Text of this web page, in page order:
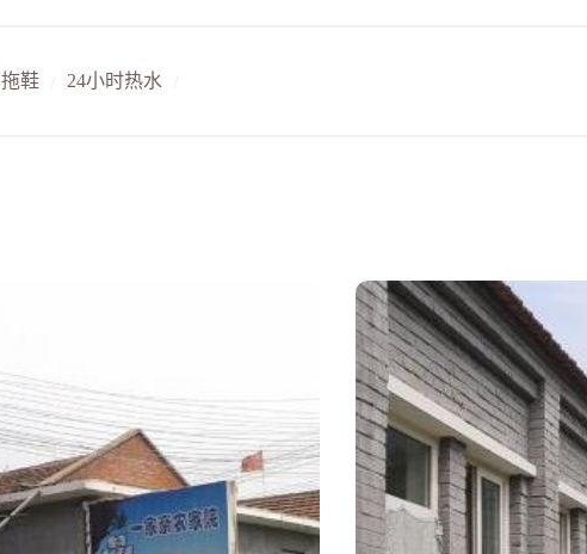
拖鞋 24小时热水